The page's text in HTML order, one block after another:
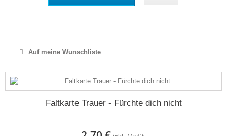
Auf meine Wunschliste
Faltkarte Trauer - Fürchte dich nicht